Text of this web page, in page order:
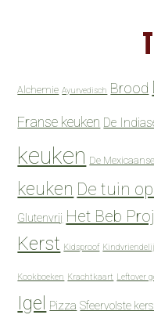
Alchemie Ayurvedisch Brood
Franse keuken De
keuken De
keuken De tuin
Glutenvrij Het Beb
Kerst Kidsproof
Kookboeken Krachtkaart Leftover
Igel
Pizza Sfeervolste